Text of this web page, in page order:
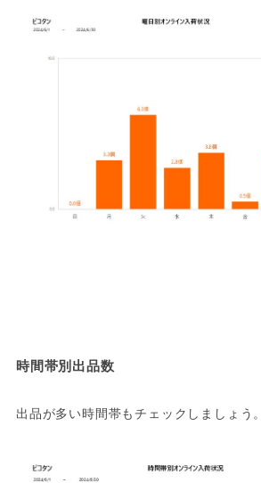
時間帯別出品数
出品が多い時間帯もチェックしましょう。